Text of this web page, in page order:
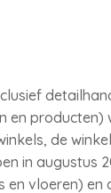
producten)
de
in augustus
vloeren)